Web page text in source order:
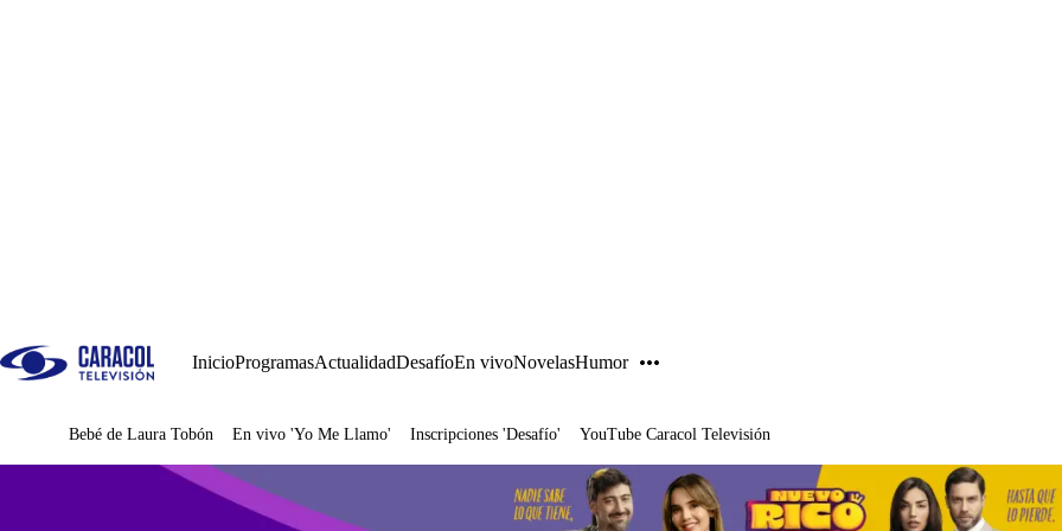
InicioProgramasActualidadDesafíoEn vivoNovelasHumor
Juegos
Bebé de Laura Tobón En vivo 'Yo Me Llamo' Inscripciones 'Desafío' YouTube Caracol Televisión